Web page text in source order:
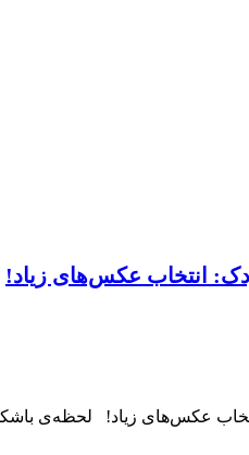
انتخاب عکس‌های زیاد!
عکس‌های زیاد! لحظه‌ی